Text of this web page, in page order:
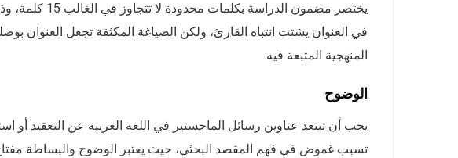
يختصر مضمون
في العنوان يشتت انتباه القارئ، ولكن الصياغة المكثفة تجعل
المنهجية المتبعة فيه.
الوضوح
يجب أن تبتعد عناوين رسائل الماجستير في اللغة العربية عن التعقيد أو
تسبب غموض في فهم المقصد البحثي، حيث يعتبر الوضوح والبساطة